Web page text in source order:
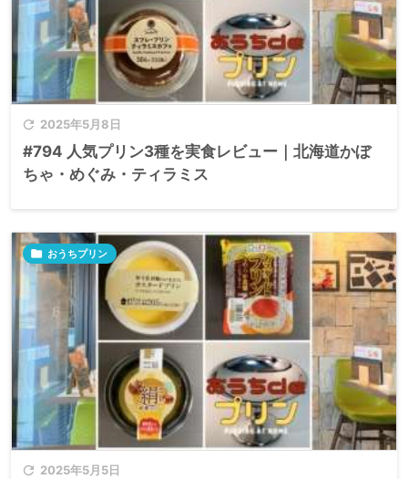
 2025年5月8日
#794 人気プリン3種を実食レビュー｜北海道かぼ
ちゃ・めぐみ・ティラミス
 2025年5月5日
 おうちプリン